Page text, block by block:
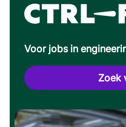
Voor jobs in
Zoek